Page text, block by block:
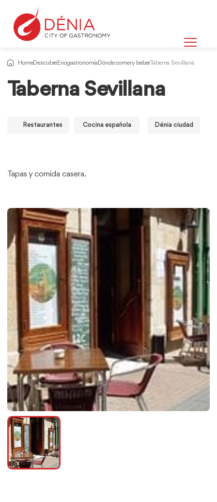
HomeDescubreEnogastronomía Dónde comer y beberTaberna Sevillana
Taberna Sevillana
Restaurantes Cocina española Dénia ciudad
Tapas y comida casera.